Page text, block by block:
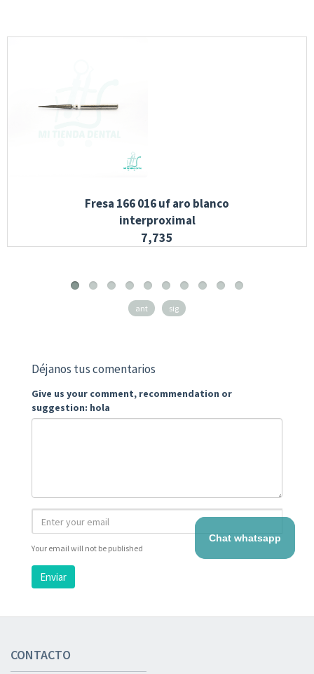
Fresa 166 016 uf aro blanco
interproximal
7,735
ant sig
Déjanos tus comentarios
Give us your comment, recommendation or
suggestion: hola
Your email will not be published
Enviar
CONTACTO
Chat whatsapp